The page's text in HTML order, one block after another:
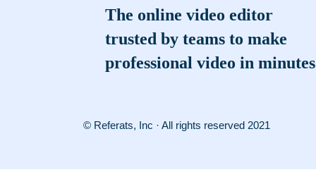
The online video editor
trusted by teams to make
professional video in minutes
© Referats, Inc · All rights reserved 2021